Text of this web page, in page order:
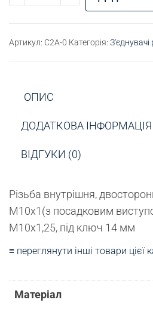
Артикул: C2A-0 Категорія: З'єднувачі
ОПИС
ДОДАТКОВА ІНФОРМАЦІЯ
ВІДГУКИ (0)
Різьба внутрішня,
М10х1(з посадковим
М10х1,25, під ключ 14 мм
≡ переглянути інші товари цієї
Матеріал